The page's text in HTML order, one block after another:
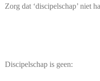
Zorg dat ‘discipelschap’ niet
Discipelschap is geen: